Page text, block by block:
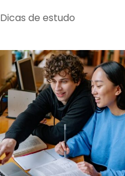
Dicas de estudo